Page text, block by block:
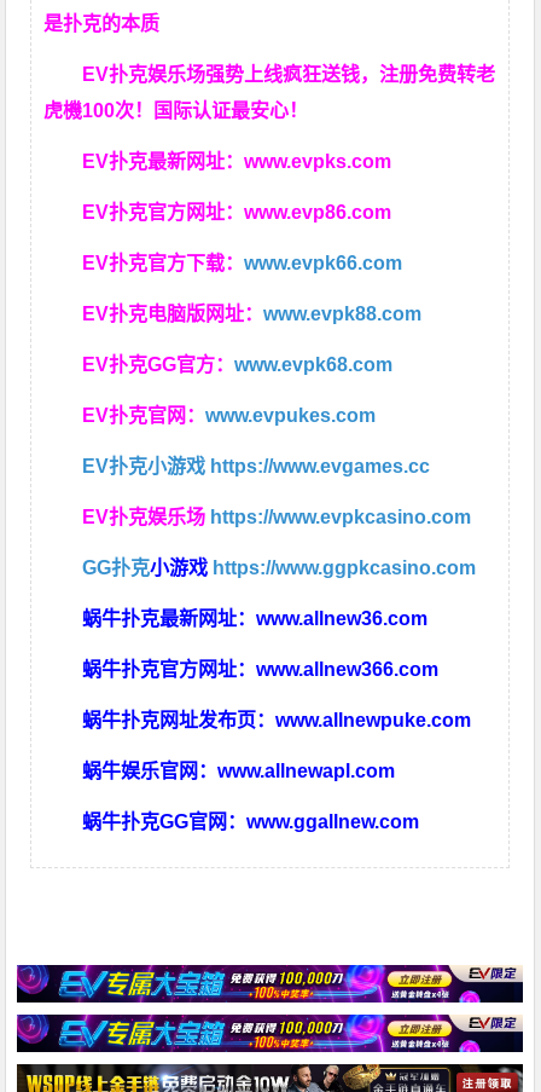
是扑克的本质
EV扑克娱乐场强势上线疯狂送钱，注册免费转老
虎機100次！国际认证最安心！
EV扑克最新网址：www.evpks.com
EV扑克官方网址：www.evp86.com
EV扑克官方下载：www.evpk66.com
EV扑克电脑版网址：www.evpk88.com
EV扑克GG官方：www.evpk68.com
EV扑克官网：www.evpukes.com
EV扑克小游戏 https://www.evgames.cc
EV扑克娱乐场 https://www.evpkcasino.com
GG扑克小游戏 https://www.ggpkcasino.com
蜗牛扑克最新网址：www.allnew36.com
蜗牛扑克官方网址：www.allnew366.com
蜗牛扑克网址发布页：www.allnewpuke.com
蜗牛娱乐官网：www.allnewapl.com
蜗牛扑克GG官网：www.ggallnew.com